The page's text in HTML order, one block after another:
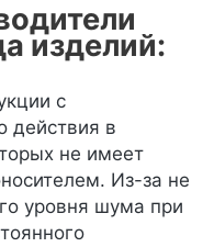
изделий:
с
действия в
не имеет
Из-за не
уровня шума при